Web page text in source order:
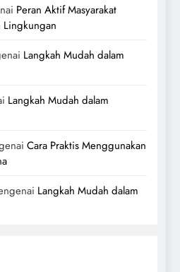
Peran Aktif Masyarakat
Lingkungan
Langkah Mudah dalam
Langkah Mudah dalam
Cara Praktis Menggunakan
Langkah Mudah dalam